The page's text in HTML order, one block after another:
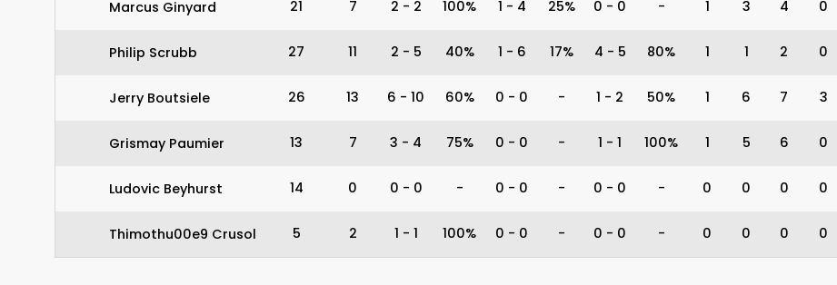
Marcus Ginyard 21 7 2 - 2 100% 1 - 4 25% 0 - 0 - 1 3 4 0
Philip Scrubb 27 11 2 - 5 40% 1 - 6 17% 4 - 5 80% 1 1 2 0
Jerry Boutsiele 26 13 6 - 10 60% 0 - 0 - 1 - 2 50% 1 6 7 3
Grismay Paumier 13 7 3 - 4 75% 0 - 0 - 1 - 1 100% 1 5 6 0
Ludovic Beyhurst 14 0 0 - 0 - 0 - 0 - 0 - 0 - 0 0 0 0
Thimothu00e9 Crusol 5 2 1 - 1 100% 0 - 0 - 0 - 0 - 0 0 0 0